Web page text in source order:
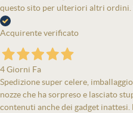
questo sito per ulteriori altri ordini.
Acquirente verificato
4 Giorni Fa
Spedizione super celere,
nozze che ha sorpreso e lasciato
contenuti anche dei gadget